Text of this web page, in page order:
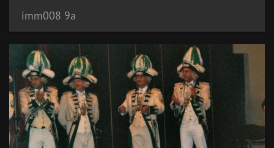
imm008 9a